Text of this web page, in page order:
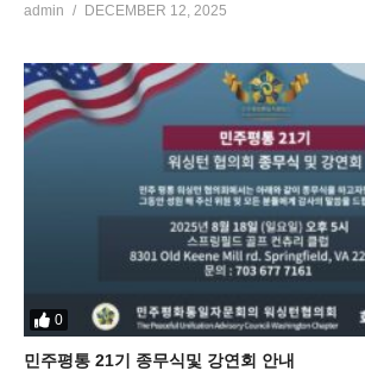
admin DECEMBER 12, 2025
0
민주평통 21기 종무식및 강연회 안내